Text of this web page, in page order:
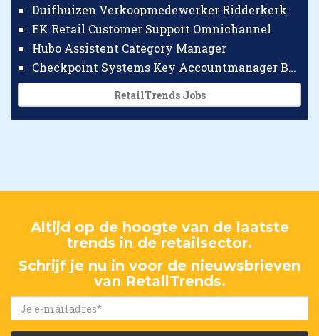
Duifhuizen Verkoopmedewerker Ridderkerk
EK Retail Customer Support Omnichannel
Hubo Assistent Category Manager
Checkpoint Systems Key Accountmanager Benelux
RetailTrends Jobs
Altijd op de hoogte van de laatste
trends in de retailsector.
Schrijf je nu in voor de nieuwsbrieven
van RetailTrends.